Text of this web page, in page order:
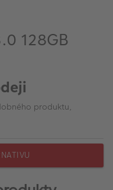
128GB
produktu,